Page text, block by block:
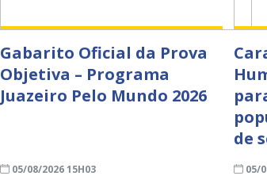
Gabarito Oficial da Prova
Objetiva – Programa
Juazeiro Pelo Mundo 2026
05/08/2026 15H03
de
05/